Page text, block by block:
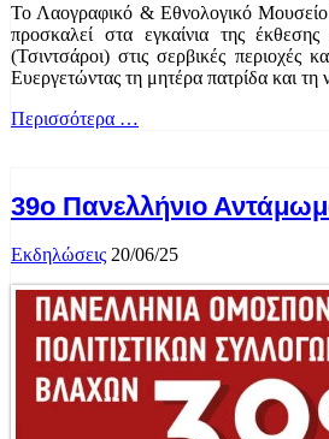
Το Λαογραφικό & Εθνολογικό
προσκαλεί στα εγκαίνια της
(Τσιντσάροι) στις σερβικές περιοχές
Ευεργετώντας τη μητέρα πατρίδα και τη
Περισσότερα …
39ο Πανελλήνιο
Εκδηλώσεις 20/06/25